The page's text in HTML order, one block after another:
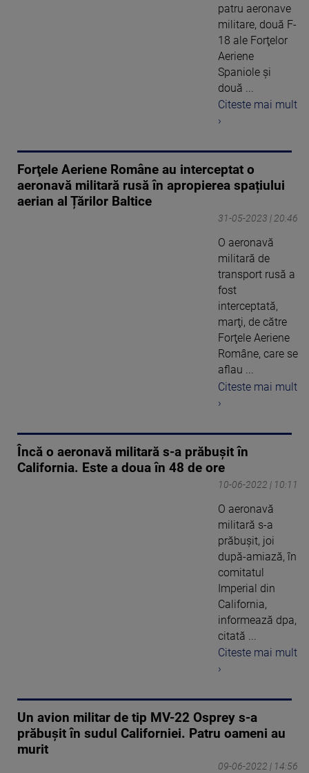
patru aeronave
militare, două F-
18 ale Forţelor
Aeriene
Spaniole şi
două ...
Citeste mai mult
›
Forţele Aeriene Române au interceptat o
aeronavă militară rusă în apropierea spațiului
aerian al Țărilor Baltice
31-05-2023 | 20:46
O aeronavă
militară de
transport rusă a
fost
interceptată,
marţi, de către
Forţele Aeriene
Române, care se
aflau ...
Citeste mai mult
›
Încă o aeronavă militară s-a prăbuşit în
California. Este a doua în 48 de ore
10-06-2022 | 10:11
O aeronavă
militară s-a
prăbuşit, joi
după-amiază, în
comitatul
Imperial din
California,
informează dpa,
citată ...
Citeste mai mult
›
Un avion militar de tip MV-22 Osprey s-a
prăbușit în sudul Californiei. Patru oameni au
murit
09-06-2022 | 14:56